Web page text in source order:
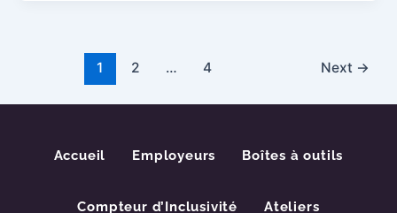
1 2 … 4 Next →
Accueil Employeurs Boîtes à outils
Compteur d’Inclusivité Ateliers